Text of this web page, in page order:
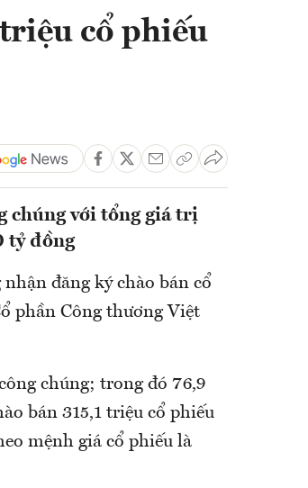
cổ phiếu
chúng với tổng giá trị
tỷ đồng
đăng ký chào bán cổ
phần Công thương Việt
chúng; trong đó 76,9
bán 315,1 triệu cổ phiếu
mệnh giá cổ phiếu là